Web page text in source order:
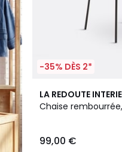
-35% DÈS 2*
LA REDOUTE
Chaise
99,00 €
5
/
2
Couleurs